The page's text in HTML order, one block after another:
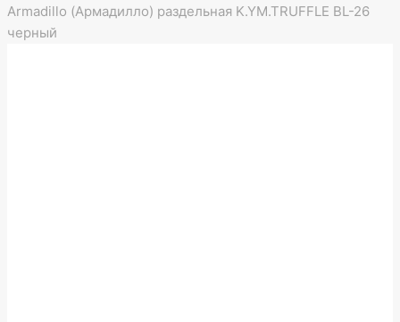
Armadillo (Армадилло) раздельная K.YM.TRUFFLE BL-26
черный